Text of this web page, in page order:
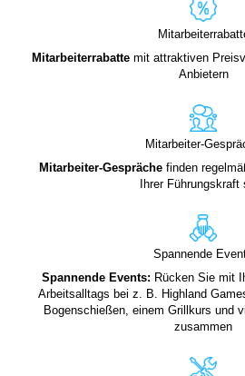
Mitarbeiterrabatte mit attraktiven
Anbietern
Mitarbeiter-
Mitarbeiter-Gespräche finden
Ihrer Führungskraft
Spannende
Spannende Events: Rücken Sie mit
Arbeitsalltags bei z. B. Highland
Bogenschießen, einem Grillkurs und
zusammen